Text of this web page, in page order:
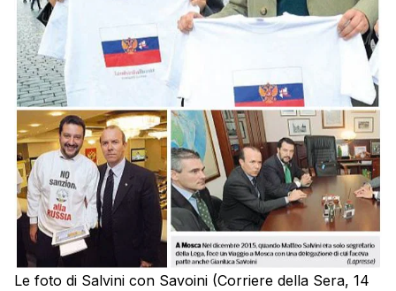
Le foto di Salvini con Savoini (Corriere della Sera, 14